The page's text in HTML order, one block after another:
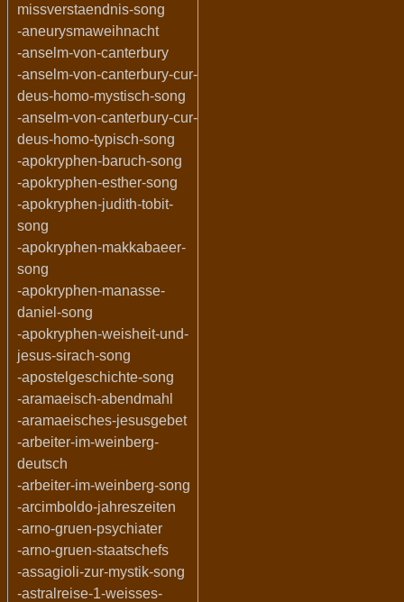
missverstaendnis-song
-aneurysmaweihnacht
-anselm-von-canterbury
-anselm-von-canterbury-cur-
deus-homo-mystisch-song
-anselm-von-canterbury-cur-
deus-homo-typisch-song
-apokryphen-baruch-song
-apokryphen-esther-song
-apokryphen-judith-tobit-
song
-apokryphen-makkabaeer-
song
-apokryphen-manasse-
daniel-song
-apokryphen-weisheit-und-
jesus-sirach-song
-apostelgeschichte-song
-aramaeisch-abendmahl
-aramaeisches-jesusgebet
-arbeiter-im-weinberg-
deutsch
-arbeiter-im-weinberg-song
-arcimboldo-jahreszeiten
-arno-gruen-psychiater
-arno-gruen-staatschefs
-assagioli-zur-mystik-song
-astralreise-1-weisses-